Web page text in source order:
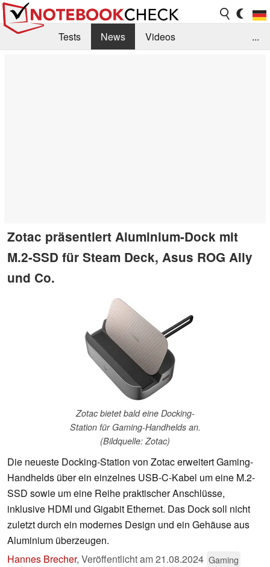
Tests News
Videos
...
Zotac präsentiert Aluminium-Dock mit
M.2-SSD für Steam Deck, Asus ROG Ally
und Co.
Zotac bietet bald eine Docking-
Station für Gaming-Handhelds an.
(Bildquelle: Zotac)
Die neueste Docking-Station von Zotac erweitert Gaming-
Handhelds über ein einzelnes USB-C-Kabel um eine M.2-
SSD sowie um eine Reihe praktischer Anschlüsse,
inklusive HDMI und Gigabit Ethernet. Das Dock soll nicht
zuletzt durch ein modernes Design und ein Gehäuse aus
Aluminium überzeugen.
Hannes Brecher, Veröffentlicht am21.08.2024 Gaming